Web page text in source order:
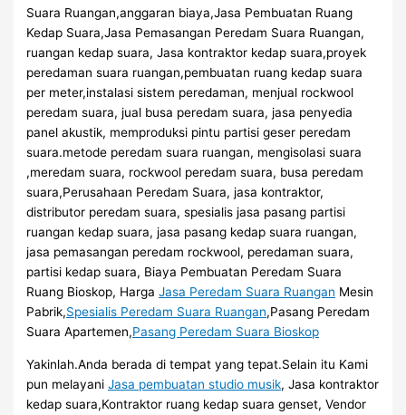
Suara Ruangan,anggaran biaya,Jasa Pembuatan Ruang
Kedap Suara,Jasa Pemasangan Peredam Suara Ruangan,
ruangan kedap suara, Jasa kontraktor kedap suara,proyek
peredaman suara ruangan,pembuatan ruang kedap suara
per meter,instalasi sistem peredaman, menjual rockwool
peredam suara, jual busa peredam suara, jasa penyedia
panel akustik, memproduksi pintu partisi geser peredam
suara.metode peredam suara ruangan, mengisolasi suara
,meredam suara, rockwool peredam suara, busa peredam
suara,Perusahaan Peredam Suara, jasa kontraktor,
distributor peredam suara, spesialis jasa pasang partisi
ruangan kedap suara, jasa pasang kedap suara ruangan,
jasa pemasangan peredam rockwool, peredaman suara,
partisi kedap suara, Biaya Pembuatan Peredam Suara
Ruang Bioskop, HargaJasa Peredam Suara Ruangan Mesin
Pabrik,Spesialis Peredam Suara Ruangan,Pasang Peredam
Suara Apartemen,Pasang Peredam Suara Bioskop
Yakinlah.Anda berada di tempat yang tepat.Selain itu Kami
pun melayaniJasa pembuatan studio musik, Jasa kontraktor
kedap suara,Kontraktor ruang kedap suara genset, Vendor